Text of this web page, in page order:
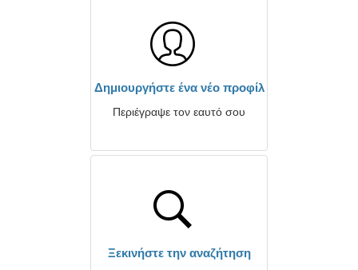
Δημιουργήστε ένα νέο προφίλ
Περιέγραψε τον εαυτό σου
Ξεκινήστε την αναζήτηση